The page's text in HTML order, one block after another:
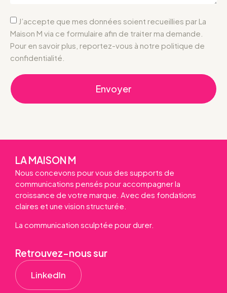
J’accepte que mes données soient recueillies par La
Maison M via ce formulaire afin de traiter ma demande.
Pour en savoir plus, reportez-vous à notre politique de
confidentialité.
Envoyer
LA MAISON M
Nous concevons pour vous des supports de
communications pensés pour accompagner la
croissance de votre marque. Avec des fondations
claires et une vision structurée.
La communication sculptée pour durer.
Retrouvez-nous sur
LinkedIn